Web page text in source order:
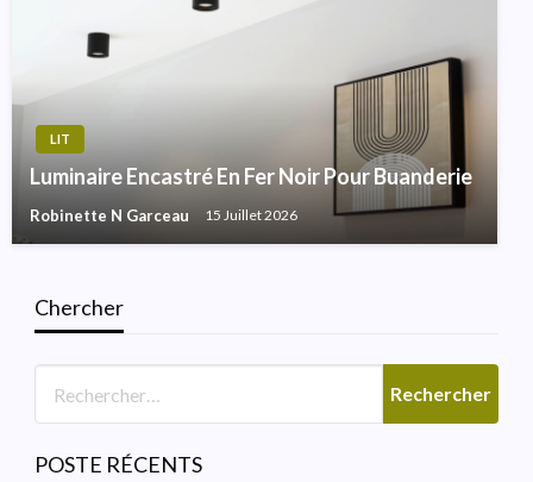
LIT
Luminaire Encastré En Fer Noir Pour Buanderie
Robinette N Garceau 15 Juillet 2026
Chercher
POSTE RÉCENTS
SALLE DE BAINS
Lumière De Vanité Moderne
Italienne Pour La Salle De
Poudre